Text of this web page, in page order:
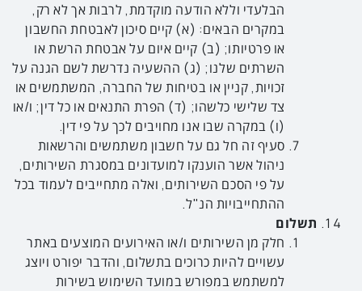
הבלעדי וללא הודעה מוקדמת, לרבות אך לא רק,
במקרים הבאים: (א) קיים סיכון לאבטחת החשבון
או פרטיותו; (ב) קיים איום על אבטחת הרשת או
השרתים שלנו; (ג) ההשעיה נדרשת לשם הגנה על
זכויות, קניין או בטיחות של החברה, המשתמשים או
צד שלישי כלשהו; (ד) הפרת התנאים או כל דין; ו/או
(ו) במקרה שבו אנו מחויבים לכך על פי דין.
סעיף זה חל גם על חשבון משתמשים והרשאות
ניהול אשר הוענקו למועדונים במסגרת השירותים,
על פי הסכם השירותים, ואלה מתחייבים לעמוד בכל
ההתחייבויות הנ"ל.
תשלום
חלק מן השירותים ו/או האירועים המוצעים באתר
עשויים להיות כרוכים בתשלום, והדבר יפורט ויוצג
למשתמש במפורש במועד השימוש בשירות